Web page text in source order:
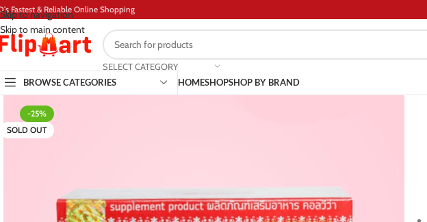
Skip to navigation
Skip to main content
Fastest & Reliable Online Shopping
SELECT CATEGORY
BROWSE CATEGORIES
HOMESHOPSHOP BY BRAND
-25%
SOLD OUT